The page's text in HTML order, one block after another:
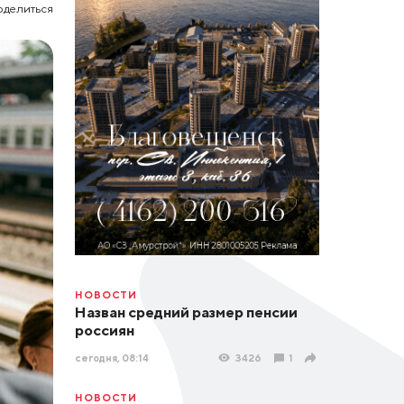
НОВОСТИ
Назван средний размер пенсии
россиян
сегодня, 08:14 3426 1
НОВОСТИ